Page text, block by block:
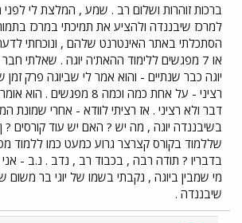
ברכות זוהרות ושלום רב . שמע , המלצת לי
למרכז שיבננדה ולהציע את תמיכתי במרכז
או 7 מפגשים ללימוד ההאת'ה יוגה . שאלתי
יוגה כבר שנתיים - והוא אמר לי שביוגה פרק
דבר ולא רציני . אז רציתי לוודא - אחרי שמונת
בשיבננדה יוגה , מה יש ? האם יש עוד קורסים ?
שללמוד בקורס קצרצר גרוע כמעט כמו ללמוד
בדבריו ? תודה רבה , בכבוד רב , נדב . נ.ב -
מי שמבין ביוגה , נקבתי בשמו של יוגי בר משום
שיבננדה .